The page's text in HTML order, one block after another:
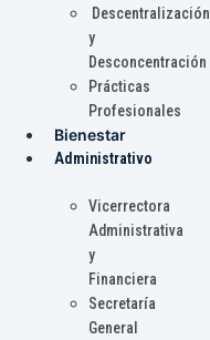
Descentralización
y
Desconcentración
Prácticas
Profesionales
Bienestar
Administrativo
Vicerrectora
Administrativa
y
Financiera
Secretaría
General